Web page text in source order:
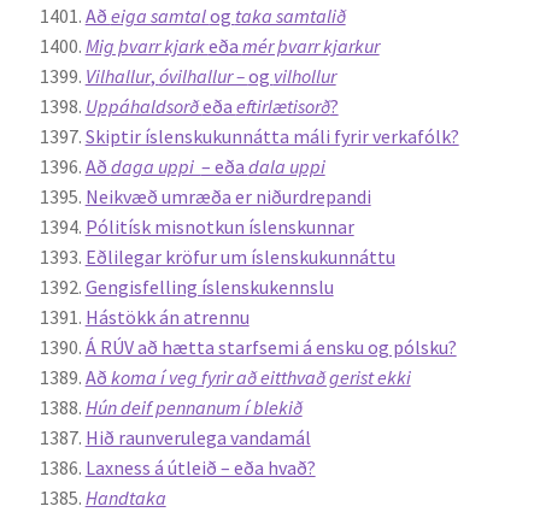
Að eiga samtalog taka samtalið
Mig þvarr kjarkeða mér þvarr kjarkur
Vilhallur, óvilhallur –og vilhollur
Uppáhaldsorðeða eftirlætisorð?
Skiptir íslenskukunnátta máli fyrir verkafólk?
Að daga uppi – eða dala uppi
Neikvæð umræða er niðurdrepandi
Pólitísk misnotkun íslenskunnar
Eðlilegar kröfur um íslenskukunnáttu
Gengisfelling íslenskukennslu
Hástökk án atrennu
Á RÚV að hætta starfsemi á ensku og pólsku?
Að koma í veg fyrir að eitthvað gerist ekki
Hún deif pennanum í blekið
Hið raunverulega vandamál
Laxness á útleið – eða hvað?
Handtaka